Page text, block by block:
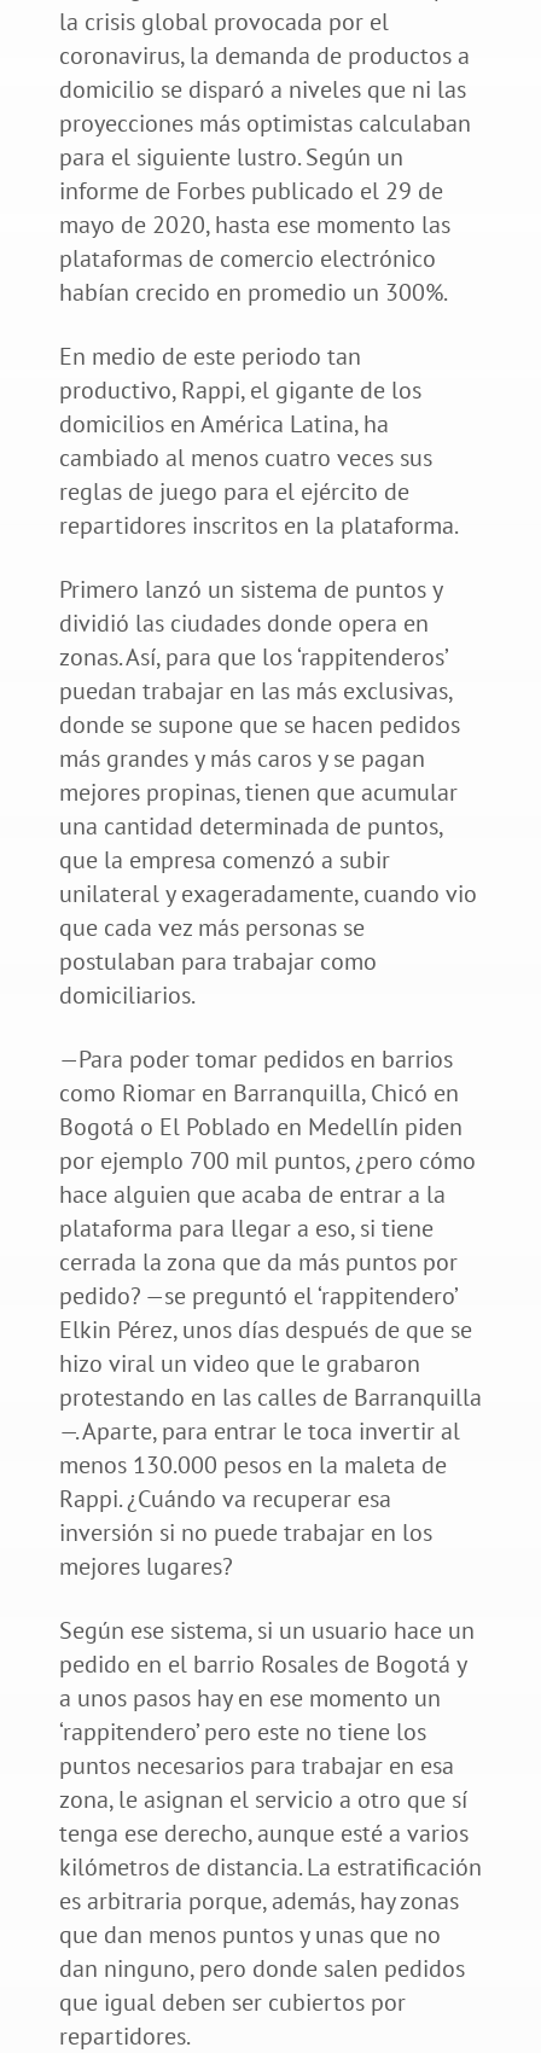
la crisis global provocada por el
coronavirus, la demanda de productos a
domicilio se disparó a niveles que ni las
proyecciones más optimistas calculaban
para el siguiente lustro. Según un
informe de Forbes publicado el 29 de
mayo de 2020, hasta ese momento las
plataformas de comercio electrónico
habían crecido en promedio un 300%.
En medio de este periodo tan
productivo, Rappi, el gigante de los
domicilios en América Latina, ha
cambiado al menos cuatro veces sus
reglas de juego para el ejército de
repartidores inscritos en la plataforma.
Primero lanzó un sistema de puntos y
dividió las ciudades donde opera en
zonas. Así, para que los ‘rappitenderos’
puedan trabajar en las más exclusivas,
donde se supone que se hacen pedidos
más grandes y más caros y se pagan
mejores propinas, tienen que acumular
una cantidad determinada de puntos,
que la empresa comenzó a subir
unilateral y exageradamente, cuando vio
que cada vez más personas se
postulaban para trabajar como
domiciliarios.
—Para poder tomar pedidos en barrios
como Riomar en Barranquilla, Chicó en
Bogotá o El Poblado en Medellín piden
por ejemplo 700 mil puntos, ¿pero cómo
hace alguien que acaba de entrar a la
plataforma para llegar a eso, si tiene
cerrada la zona que da más puntos por
pedido? —se preguntó el ‘rappitendero’
Elkin Pérez, unos días después de que se
hizo viral un video que le grabaron
protestando en las calles de Barranquilla
—. Aparte, para entrar le toca invertir al
menos 130.000 pesos en la maleta de
Rappi. ¿Cuándo va recuperar esa
inversión si no puede trabajar en los
mejores lugares?
Según ese sistema, si un usuario hace un
pedido en el barrio Rosales de Bogotá y
a unos pasos hay en ese momento un
‘rappitendero’ pero este no tiene los
puntos necesarios para trabajar en esa
zona, le asignan el servicio a otro que sí
tenga ese derecho, aunque esté a varios
kilómetros de distancia. La estratificación
es arbitraria porque, además, hay zonas
que dan menos puntos y unas que no
dan ninguno, pero donde salen pedidos
que igual deben ser cubiertos por
repartidores.